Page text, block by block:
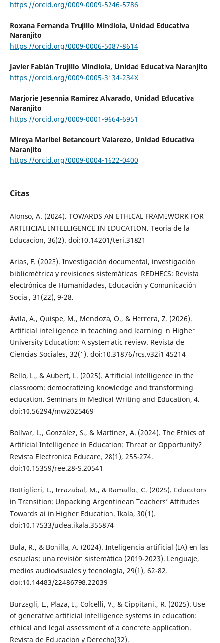
https://orcid.org/0009-0009-5246-5786
Roxana Fernanda Trujillo Mindiola, Unidad Educativa
Naranjito
https://orcid.org/0009-0006-5087-8614
Javier Fabián Trujillo Mindiola, Unidad Educativa Naranjito
https://orcid.org/0009-0005-3134-234X
Marjorie Jesennia Ramirez Alvarado, Unidad Educativa
Naranjito
https://orcid.org/0009-0001-9664-6951
Mireya Maribel Betancourt Valarezo, Unidad Educativa
Naranjito
https://orcid.org/0009-0004-1622-0400
Citas
Alonso, A. (2024). TOWARDS AN ETHICAL FRAMEWORK FOR
ARTIFICIAL INTELLIGENCE IN EDUCATION. Teoria de la
Educacion, 36(2). doi:10.14201/teri.31821
Arias, F. (2023). Investigación documental, investigación
bibliométrica y revisiones sistemáticas. REDHECS: Revista
electrónica de Humanidades, Educación y Comunicación
Social, 31(22), 9-28.
Ávila, A., Quispe, M., Mendoza, O., & Herrera, Z. (2026).
Artificial intelligence in teaching and learning in Higher
University Education: A systematic review. Revista de
Ciencias Sociales, 32(1). doi:10.31876/rcs.v32i1.45214
Bello, L., & Aubert, L. (2025). Artificial intelligence in the
classroom: democratizing knowledge and transforming
education. Seminars in Medical Writing and Education, 4.
doi:10.56294/mw2025469
Bolívar, L., González, S., & Martínez, A. (2024). The Ethics of
Artificial Intelligence in Education: Threat or Opportunity?
Revista Electronica Educare, 28(1), 255-274.
doi:10.15359/ree.28-S.20541
Bottiglieri, L., Irrazabal, M., & Ramallo., C. (2025). Educators
in Transition: Unpacking Argentinean Teachers’ Attitudes
Towards ai in Higher Education. Ikala, 30(1).
doi:10.17533/udea.ikala.355874
Bula, R., & Bonilla, A. (2024). Inteligencia artificial (IA) en las
escuelas: una revisión sistemática (2019-2023). Lenguaje,
medios audiovisuales y tecnología, 29(1), 62-82.
doi:10.14483/22486798.22039
Burzagli, L., Plaza, I., Colcelli, V., & Cippitani., R. (2025). Use
of generative artificial intelligence systems in education:
ethical and legal assessment of a concrete application.
Revista de Educacion y Derecho(32).